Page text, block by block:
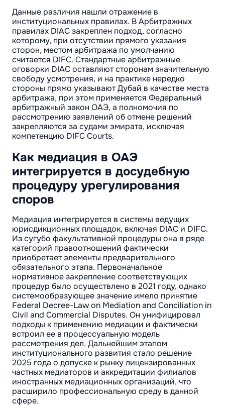
Данные различия нашли отражение в
институциональных правилах. В Арбитражных
правилах DIAC закреплен подход, согласно
которому, при отсутствии прямого указания
сторон, местом арбитража по умолчанию
считается DIFC. Стандартные арбитражные
оговорки DIAC оставляют сторонам значительную
свободу усмотрения, и на практике нередко
стороны прямо указывают Дубай в качестве места
арбитража, при этом применяется Федеральный
арбитражный закон ОАЭ, а полномочия по
рассмотрению заявлений об отмене решений
закрепляются за судами эмирата, исключая
компетенцию DIFC Courts.
Как медиация в ОАЭ
интегрируется в досудебную
процедуру урегулирования
споров
Медиация интегрируется в системы ведущих
юрисдикционных площадок, включая DIAC и DIFC.
Из сугубо факультативной процедуры она в ряде
категорий правоотношений фактически
приобретает элементы предварительного
обязательного этапа. Первоначальное
нормативное закрепление соответствующих
процедур было осуществлено в 2021 году, однако
системообразующее значение имело принятие
Federal Decree-Law on Mediation and Conciliation in
Civil and Commercial Disputes. Он унифицировал
подходы к применению медиации и фактически
встроил ее в процессуальную модель
рассмотрения дел. Дальнейшим этапом
институционального развития стало решение
2025 года о допуске к рынку лицензированных
частных медиаторов и аккредитации филиалов
иностранных медиационных организаций, что
расширило профессиональную среду в данной
сфере.